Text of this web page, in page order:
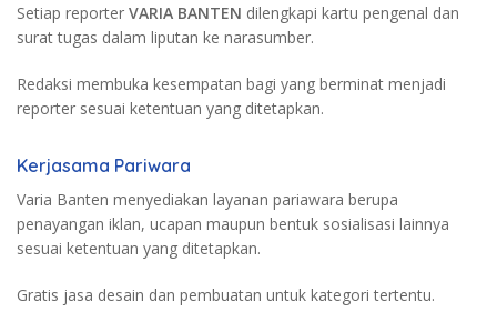
Setiap reporter VARIA BANTEN dilengkapi kartu pengenal dan
surat tugas dalam liputan ke narasumber.
Redaksi membuka kesempatan bagi yang berminat menjadi
reporter sesuai ketentuan yang ditetapkan.
Kerjasama Pariwara
Varia Banten menyediakan layanan pariawara berupa
penayangan iklan, ucapan maupun bentuk sosialisasi lainnya
sesuai ketentuan yang ditetapkan.
Gratis jasa desain dan pembuatan untuk kategori tertentu.